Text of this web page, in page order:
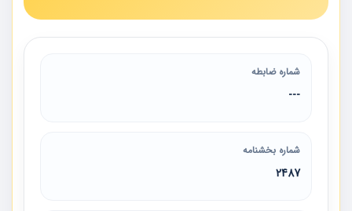
شماره ضابطه
---
شماره بخشنامه
2487